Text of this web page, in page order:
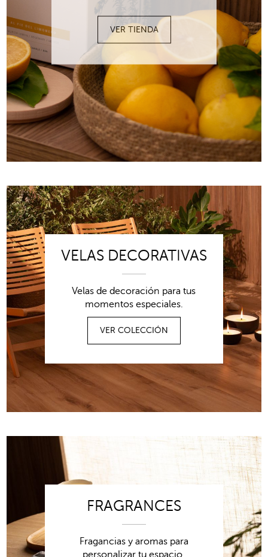
VER TIENDA
VELAS DECORATIVAS
Velas de decoración para tus
momentos especiales.
VER COLECCIÓN
FRAGRANCES
Fragancias y aromas para
personalizar tu espacio.